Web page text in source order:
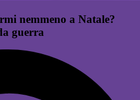
nemmeno a Natale?
guerra